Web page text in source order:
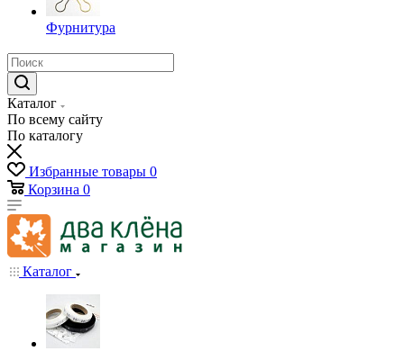
Фурнитура
Каталог
По всему сайту
По каталогу
Избранные товары 0
Корзина 0
Каталог